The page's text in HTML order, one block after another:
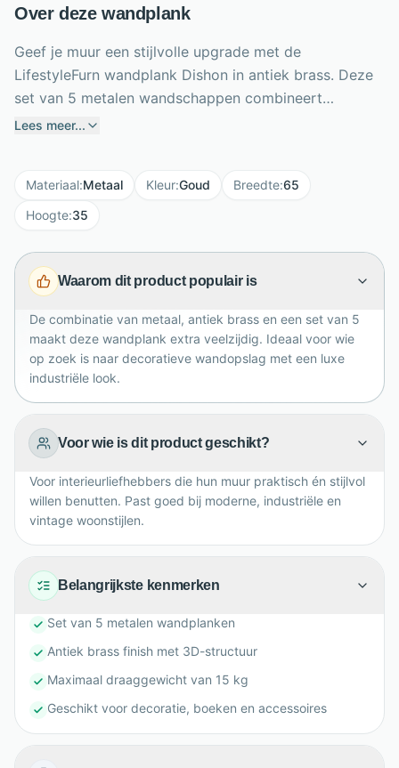
Over deze wandplank
Geef je muur een stijlvolle upgrade met de
LifestyleFurn wandplank Dishon in antiek brass. Deze
set van 5 metalen wandschappen combineert
praktische opbergruimte met een warme, industriële
karakter toevoegt aan je interieur. Met een breedte
van 65 cm, hoogte van 35 cm en diepte van 18 cm is
boeken, planten of kleine decoratie. Dankzij het
maximale draaggewicht van 15 kg creëer je eenvoudig
woonkamer, hal, keuken of slaapkamer.
Lees meer...
Materiaal:Metaal Kleur:Goud Breedte:65
Hoogte:35
Waarom dit product populair is
De combinatie van metaal, antiek brass en een set van 5
maakt deze wandplank extra veelzijdig. Ideaal voor wie
op zoek is naar decoratieve wandopslag met een luxe
industriële look.
Voor wie is dit product geschikt?
Voor interieurliefhebbers die hun muur praktisch én stijlvol
willen benutten. Past goed bij moderne, industriële en
vintage woonstijlen.
Belangrijkste kenmerken
Set van 5 metalen wandplanken
Antiek brass finish met 3D-structuur
Maximaal draaggewicht van 15 kg
Geschikt voor decoratie, boeken en accessoires